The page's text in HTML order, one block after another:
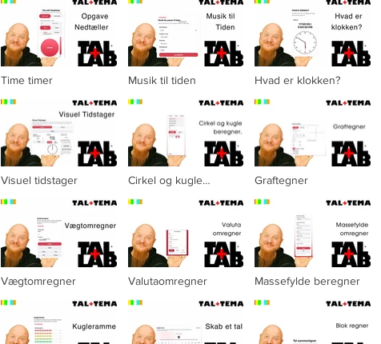
Time timer Musik til tiden Hvad er klokken?
Visuel tidstager
Cirkel og kugle
Graftegner
Vægtomregner Valutaomregner Massefylde beregner